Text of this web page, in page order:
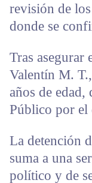
revisión de
donde se
Tras asegurar
Valentín M.
años de
Público por el
La detención
suma a una
político y de